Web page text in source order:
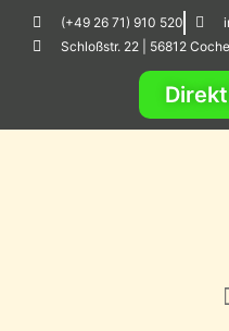
(+49 26 71) 910 520
Schloßstr. 22 | 56812